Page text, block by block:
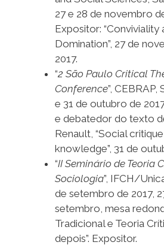
27 e 28 de novembro
Expositor: “Conviviality
Domination”, 27 de
2017.
“2 São Paulo Critical
Conference”, CEBRAP,
e 31 de outubro de
e debatedor do texto
Renault, “Social
knowledge”, 31 de
“II Seminário de Teoria
Sociologia”, IFCH/
de setembro de 2017,
setembro, mesa
Tradicional e Teoria
depois”. Expositor.